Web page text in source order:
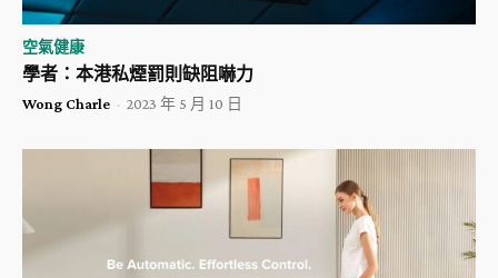
空氣健康
學者：本港私煙罰則缺阻嚇力
Wong Charle - 2023 年 5 月 10 日